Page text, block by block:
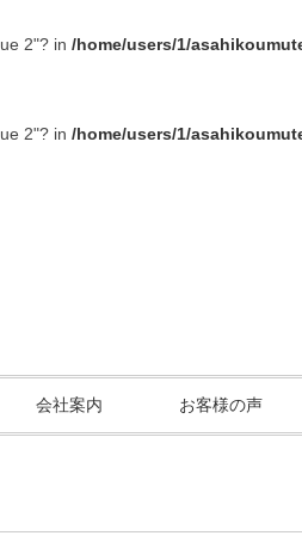
2"? in /home/users/1/
2"? in /home/users/1/
会社案内 お客様の声